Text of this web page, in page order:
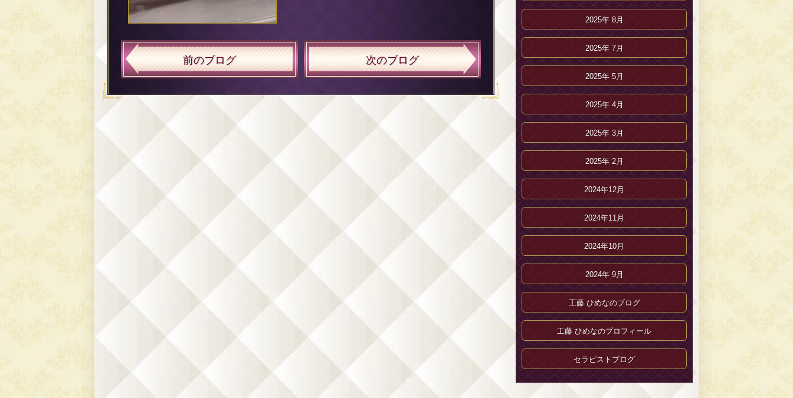
前のブログ 次のブログ
2025年 8月
2025年 7月
2025年 5月
2025年 4月
2025年 3月
2025年 2月
2024年12月
2024年11月
2024年10月
2024年 9月
工藤 ひめなのブログ
工藤 ひめなのプロフィール
セラピストブログ